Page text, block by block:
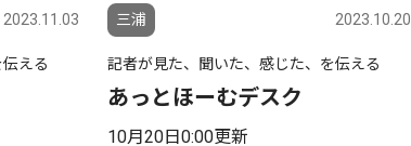
2023.11.03
える
三浦 2023.10.20
記者が見た、聞いた、感じた、を伝える
あっとほーむデスク
10月20日0:00更新